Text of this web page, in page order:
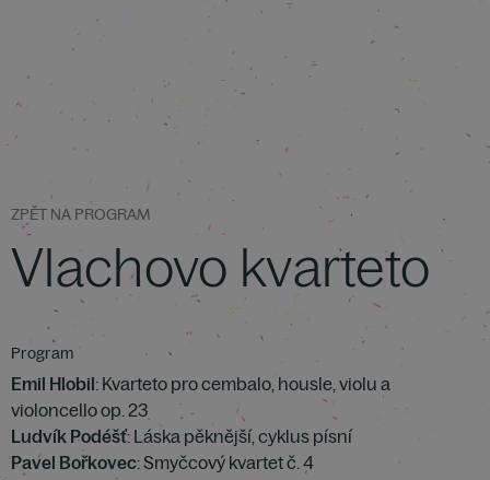
ZPĚT NA PROGRAM
Vlachovo kvarteto
Program
Emil Hlobil: Kvarteto pro cembalo, housle, violu a
violoncello op. 23
Ludvík Podéšť: Láska pěknější, cyklus písní
Pavel Bořkovec: Smyčcový kvartet č. 4